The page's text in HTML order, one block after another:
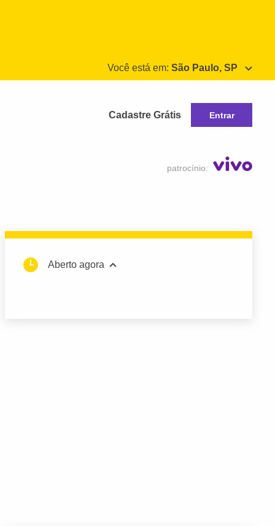
Você está em: São Paulo, SP
Cadastre Grátis Entrar
patrocínio:
Aberto agora